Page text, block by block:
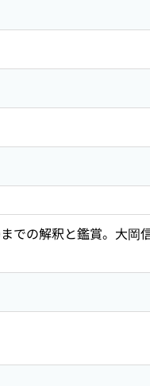
での解釈と鑑賞。大